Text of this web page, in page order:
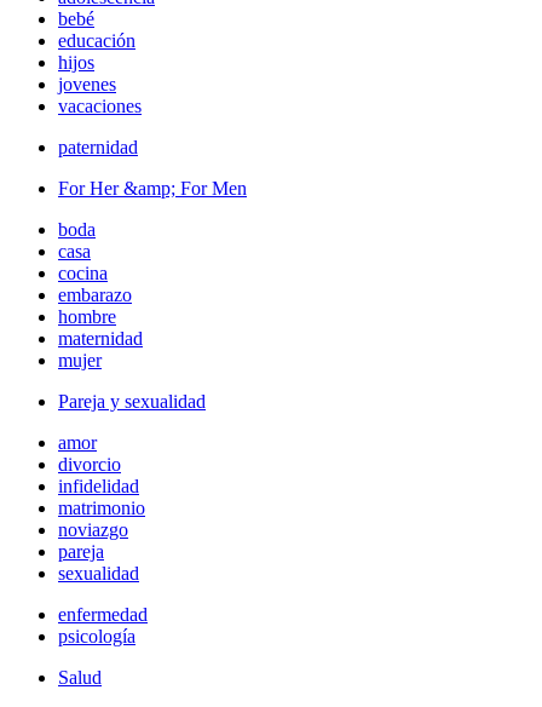
bebé
educación
hijos
jovenes
vacaciones
paternidad
For Her &amp; For Men
boda
casa
cocina
embarazo
hombre
maternidad
mujer
Pareja y sexualidad
amor
divorcio
infidelidad
matrimonio
noviazgo
pareja
sexualidad
enfermedad
psicología
Salud